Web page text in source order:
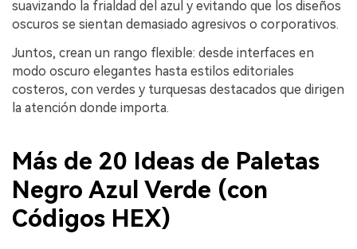
suavizando la frialdad del azul y evitando que los diseños
oscuros se sientan demasiado agresivos o corporativos.
Juntos, crean un rango flexible: desde interfaces en
modo oscuro elegantes hasta estilos editoriales
costeros, con verdes y turquesas destacados que dirigen
la atención donde importa.
Más de 20 Ideas de Paletas
Negro Azul Verde (con
Códigos HEX)